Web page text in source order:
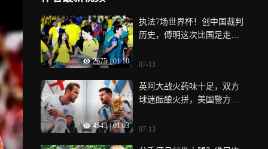
2675 | 01:10
执法7场世界杯！创中国裁判
历史，傅明这次比国足走得
07-13
4543 | 01:03
英阿大战火药味十足，双方
球迷酝酿火拼，美国警方布
07-13